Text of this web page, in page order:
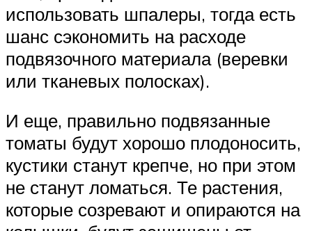
использовать шпалеры, тогда есть
шанс сэкономить на расходе
подвязочного материала (веревки
или тканевых полосках).
И еще, правильно подвязанные
томаты будут хорошо плодоносить,
кустики станут крепче, но при этом
не станут ломаться. Те растения,
которые созревают и опираются на